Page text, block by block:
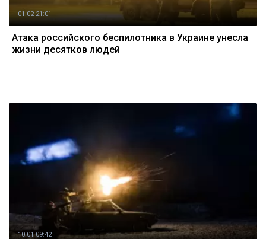
01.02 21:01
Атака российского беспилотника в Украине унесла
жизни десятков людей
10.01 09:42